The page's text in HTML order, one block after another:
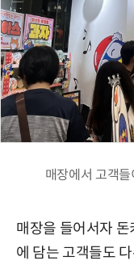
매장에서 고객
매장을 들어서자 돈
에 담는 고객들도